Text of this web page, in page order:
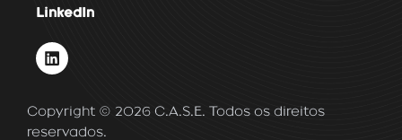
LinkedIn
L
i
e
d
Copyright © 2026 C.A.S.E. Todos os direitos
reservados.